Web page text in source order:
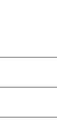
宮庸介
之彦